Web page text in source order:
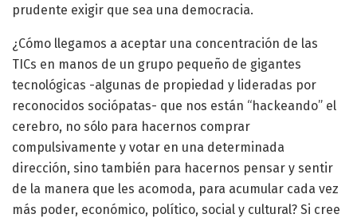
prudente exigir que sea una democracia.
¿Cómo llegamos a aceptar una concentración de las
TICs en manos de un grupo pequeño de gigantes
tecnológicas -algunas de propiedad y lideradas por
reconocidos sociópatas- que nos están “hackeando” el
cerebro, no sólo para hacernos comprar
compulsivamente y votar en una determinada
dirección, sino también para hacernos pensar y sentir
de la manera que les acomoda, para acumular cada vez
más poder, económico, político, social y cultural? Si cree